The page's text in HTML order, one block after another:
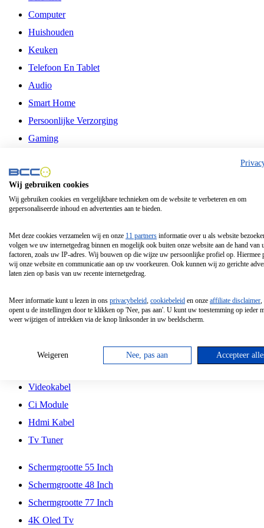
Computer
Huishouden
Keuken
Telefoon En Tablet
Audio
Smart Home
Persoonlijke Verzorging
Gaming
Philips
Schermgrootte 24 Inch
Schermgrootte 85 Inch
Schermgrootte 98 Inch
Tcl
Hd Led Tv
Antennekabel
Videokabel
Ci Module
Hdmi Kabel
Tv Tuner
Schermgrootte 55 Inch
Schermgrootte 48 Inch
Schermgrootte 77 Inch
4K Oled Tv
Wij gebruiken cookies
Wij gebruiken cookies en vergelijkbare technieken om de website te verbeteren en om
gepersonaliseerde inhoud en advertenties aan te bieden.
Met deze cookies verzamelen wij en onze 11 partners informatie over u als website
volgen we uw internetgedrag binnen en mogelijk ook buiten onze website aan de hand van
factoren, zoals uw IP-adres. Wij bouwen op die wijze uw persoonlijke profiel op. Hiermee
wij onze website en communicatie aan op uw voorkeuren. Ook kunnen wij zo gerichte
laten zien op basis van uw recente internetgedrag.
Meer informatie kunt u lezen in ons privacybeleid, cookiebeleid en onze affiliate disclaimer,
opent u de instellingen door te klikken op 'Nee, pas aan'. U kunt uw toestemming op ieder
weer wijzigen of intrekken via de knop linksonder in uw beeldscherm.
Weigeren Nee, pas aan Accepteer